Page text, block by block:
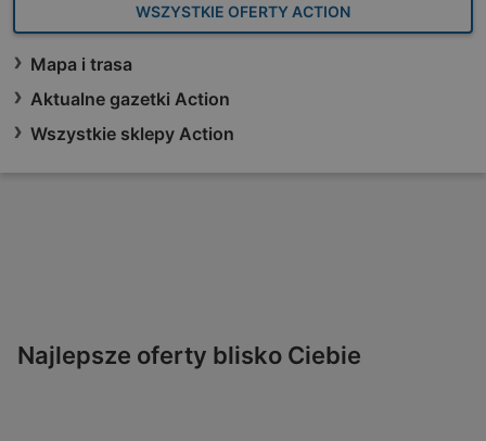
WSZYSTKIE OFERTY ACTION
Mapa i trasa
Aktualne gazetki Action
Wszystkie sklepy Action
Najlepsze oferty blisko Ciebie